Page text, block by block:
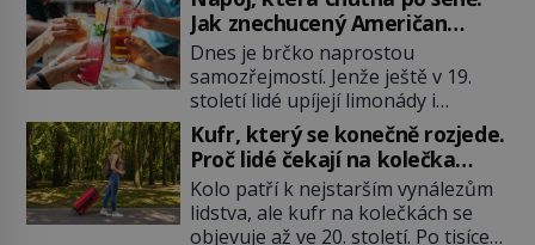
Manhattan je tu! A pokud to má být
skutečně on, dejte si pozor, ať
místo klasické americké rye
whiskey či klidně bourbonu
nepoužijete skotskou whisku. Co
se stane? Inu, koktejl bude stále
skvělý, ale už to nebude
Manhattan ale […]
Jak znechucený Američan
vymyslel brčko
Dnes je brčko naprostou
samozřejmostí. Jenže ještě v 19.
století lidé upíjejí limonády i
koktejly dutými stébly žita nebo
žitné slámy. Fungují sice dobře,
mají ale jednu nepříjemnou
vlastnost po chvíli se rozmáčejí a
nápoji dodávají travnatou příchuť.
Kufr, který se konečně rozjede.
Proč lidé čekají na kolečka
téměř pět tisíc let?
Kolo patří k nejstarším vynálezům
lidstva, ale kufr na kolečkách se
objevuje až ve 20. století. Po tisíce